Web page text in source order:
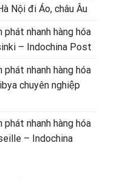
Nội đi Áo, châu Âu
phát nhanh hàng hóa
– Indochina Post
phát nhanh hàng hóa
chuyên nghiệp
phát nhanh hàng hóa
– Indochina